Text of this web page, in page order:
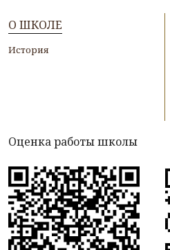
О ШКОЛЕ
История
Оценка работы школы